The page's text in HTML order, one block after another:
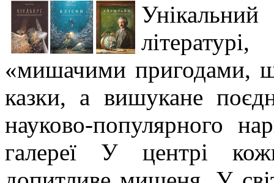
«мишачими пригодами,
казки, а вишукане
науково-популярного
галереї У центрі